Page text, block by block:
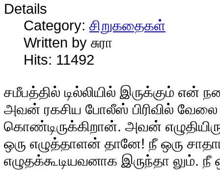
Details
Category: சிறுகதைகள்
Written by சுரா
Hits: 11492
சமீபத்தில் டில்லியில் இருக்கும் என்
அவன் ரகசிய போலீஸ் பிரிவில் வேலை
கொண்டிருக்கிறான். அவன்
ஒரு எழுத்தாளன் தானே! நீ ஒரு
எழுதக்கூடியவனாக இருந்தா லும்.